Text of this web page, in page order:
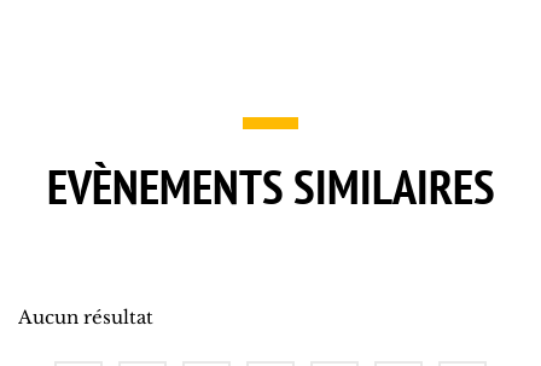
EVÈNEMENTS SIMILAIRES
Aucun résultat